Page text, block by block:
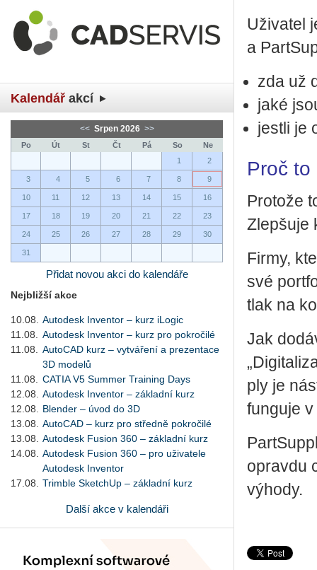
Kalendář akcí
<< Srpen 2026 >>
Po Út St Čt Pá So
Ne
1
2
3 4 5 6 7 8 9
10 11 12 13 14 15 16
17 18 19 20 21 22 23
24 25 26 27 28 29 30
31
Přidat novou akci do kalendáře
Nejbližší akce
10.08.
Autodesk Inventor – kurz iLogic
11.08.
Autodesk Inventor – kurz pro pokročilé
11.08.
AutoCAD kurz – vytváření a prezentace
3D modelů
11.08.
CATIA V5 Summer Training Days
12.08.
Autodesk Inventor – základní kurz
12.08.
Blender – úvod do 3D
13.08.
AutoCAD – kurz pro středně pokročilé
13.08.
Autodesk Fusion 360 – základní kurz
14.08.
Autodesk Fusion 360 – pro uživatele
Autodesk Inventor
17.08.
Trimble SketchUp – základní kurz
Další akce v kalendáři
Uži­va­tel
a
zda už
jaké
jest­li je
Proč
Pro­to­že
Zlep­šu­je
Firmy,
své
tlak na
Jak
ply je
fun­gu­je v
oprav­du
vý­ho­dy.